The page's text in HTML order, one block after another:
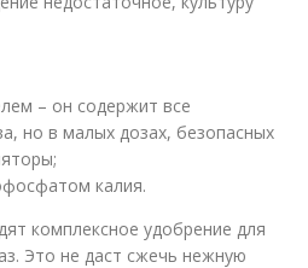
– он содержит все
но в малых дозах, безопасных
калия.
комплексное удобрение для
Это не даст сжечь нежную